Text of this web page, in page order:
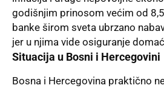
godišnjim prinosom većim od
banke širom sveta ubrzano
jer u njima vide osiguranje
Situacija u Bosni i Hercegovini
Bosna i Hercegovina praktično